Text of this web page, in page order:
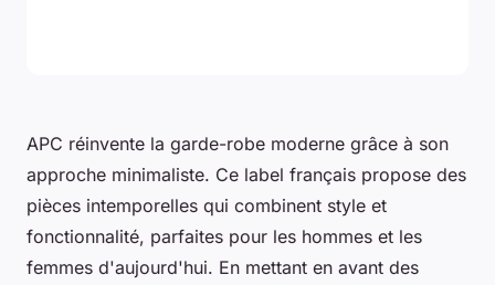
APC réinvente la garde-robe moderne grâce à son
approche minimaliste. Ce label français propose des
pièces intemporelles qui combinent style et
fonctionnalité, parfaites pour les hommes et les
femmes d'aujourd'hui. En mettant en avant des